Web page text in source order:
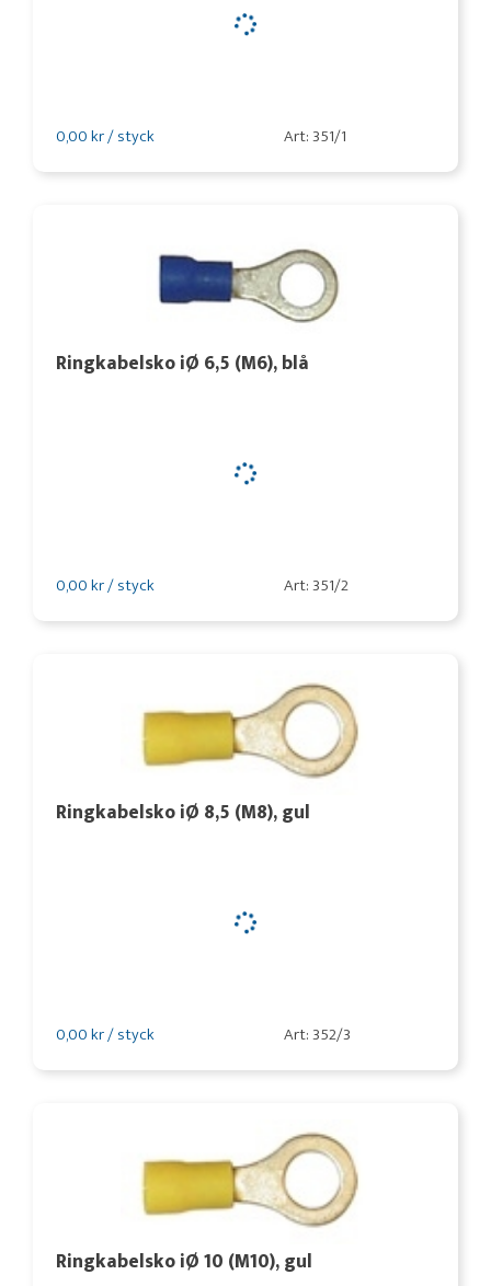
0,00 kr / styck Art: 351/1
Ringkabelsko iØ 6,5 (M6), blå
0,00 kr / styck Art: 351/2
Ringkabelsko iØ 8,5 (M8), gul
0,00 kr / styck Art: 352/3
Ringkabelsko iØ 10 (M10), gul